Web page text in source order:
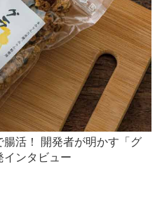
腸活！ 開発者が明かす「グ
インタビュー